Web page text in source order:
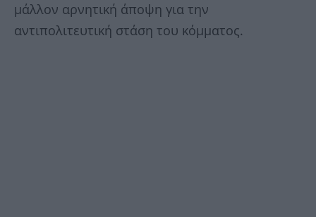
μάλλον αρνητική άποψη για την
αντιπολιτευτική στάση του κόμματος.